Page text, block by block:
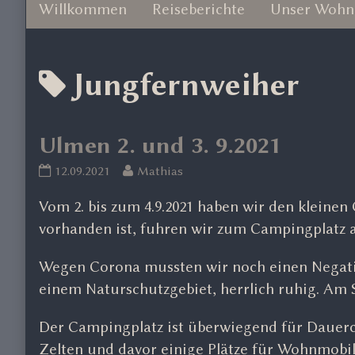
Willkommen Reiseberichte Unser
Posts
Jungfernweiher
Ulmen 2. und 3. 9.2021
Ulmen
und
3.
published
on
12.09.2021
Read
posts
by
Ulmen
und
3.
Mathias
Vom 2. bis zum 4.9.2021 haben wir den
vorhanden ist, fuhren wir zum Campingplatz
Wegen Corona mussten wir noch einen
einem Naturschutzgebiet, herrlich ruhig. Am
Der Campingplatz ist überwiegend für
Zelten und davor einige Plätze für